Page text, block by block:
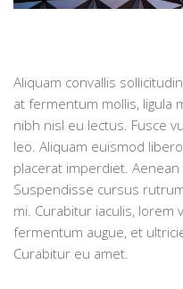
Aliquam convallis
at fermentum mollis, ligula
nibh nisl eu lectus. Fusce
leo. Aliquam euismod
placerat imperdiet.
Suspendisse cursus
mi. Curabitur iaculis, lorem
fermentum augue, et
Curabitur eu amet.